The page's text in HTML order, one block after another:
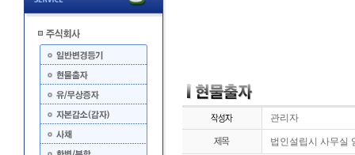
관리자
법인설립시 사무실